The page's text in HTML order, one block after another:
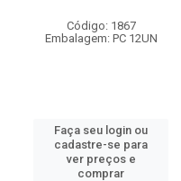
Código: 1867
Embalagem: PC 12UN
Faça seu login ou
cadastre-se para
ver preços e
comprar